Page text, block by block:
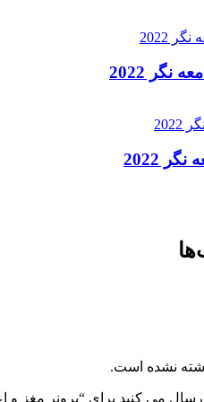
نشده است.
برای “برونر مغز و اعصاب جلد 15